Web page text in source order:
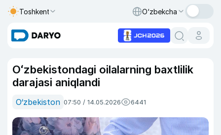
Toshkent O‘zbekcha
Oʻzbekistondagi oilalarning baxtlilik
darajasi aniqlandi
O‘zbekiston 07:50 / 14.05.2026 6441